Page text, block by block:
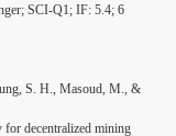
SCI-Q1; IF: 5.4; 6
S. H., Masoud, M., &
decentralized mining